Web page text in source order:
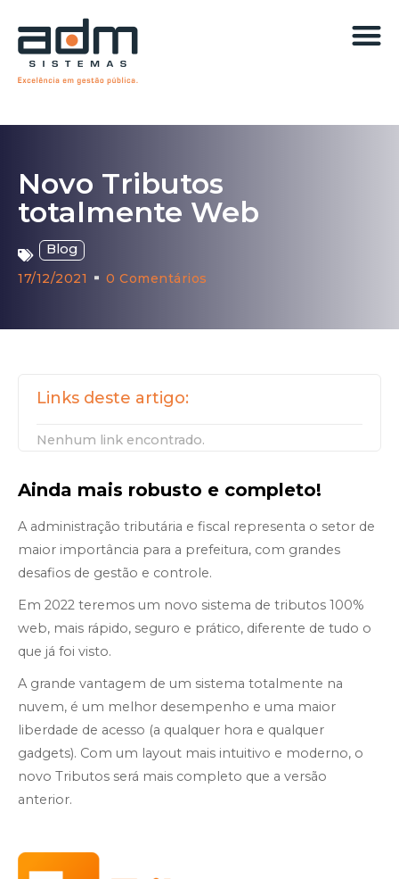
Novo Tributos
totalmente Web
Blog
17/12/2021
0 Comentários
Links deste artigo:
Nenhum link encontrado.
Ainda mais robusto e completo!
A administração tributária e fiscal representa o setor de
maior importância para a prefeitura, com grandes
desafios de gestão e controle.
Em 2022 teremos um novo sistema de tributos 100%
web, mais rápido, seguro e prático, diferente de tudo o
que já foi visto.
A grande vantagem de um sistema totalmente na
nuvem, é um melhor desempenho e uma maior
liberdade de acesso (a qualquer hora e qualquer
gadgets). Com um layout mais intuitivo e moderno, o
novo Tributos será mais completo que a versão
anterior.